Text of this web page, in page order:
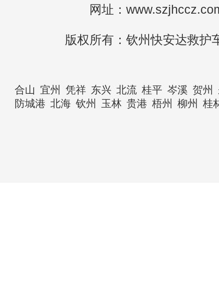
网址：
版权所有：钦州快安达救护
合山 宜州 凭祥 东兴 北流 桂平 岑溪 贺州
防城港 北海 钦州 玉林 贵港 梧州 柳州 桂